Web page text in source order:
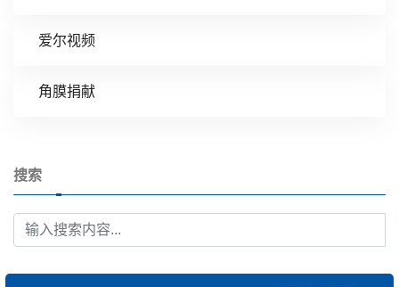
爱尔视频
角膜捐献
搜索